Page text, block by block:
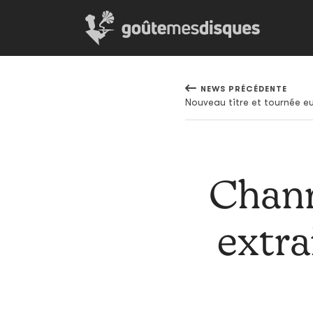
NEWS PRÉCÉDENTE